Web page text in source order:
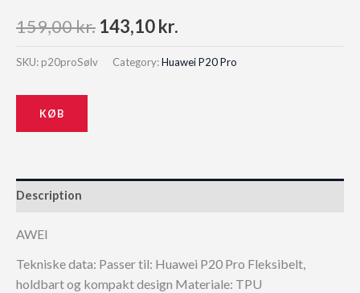
159,00kr. Original
price
143,10kr.
price
SKU: p20proSølv Category:Huawei P20 Pro
KØB
Description
AWEI
Tekniske data: Passer til: Huawei P20 Pro Fleksibelt,
holdbart og kompakt design Materiale: TPU